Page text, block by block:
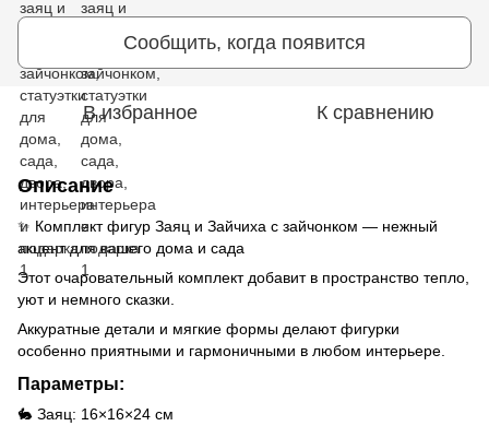
Сообщить, когда появится
В избранное К сравнению
Описание
✨ Комплект фигур Заяц и Зайчиха с зайчонком — нежный
акцент для вашего дома и сада
Этот очаровательный комплект добавит в пространство тепло,
уют и немного сказки.
Аккуратные детали и мягкие формы делают фигурки
особенно приятными и гармоничными в любом интерьере.
Параметры:
🐇 Заяц: 16×16×24 см